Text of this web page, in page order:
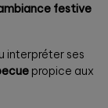
festive
interpréter ses
propice aux